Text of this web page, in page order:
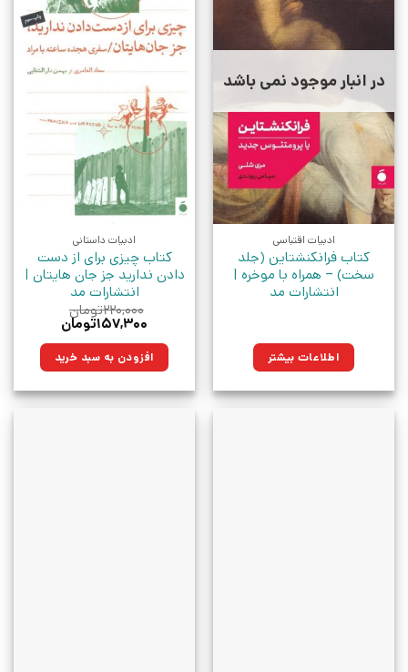
در انبار موجود نمی باشد
ادبیات اقتباسی
کتاب فرانکنشتاین (جلد
سخت) – همراه با موخره |
انتشارات مد
اطلاعات بیشتر
ادبیات داستانی
کتاب چیزی برای از دست
دادن ندارید جز جان هایتان |
انتشارات مد
۲۲۰,۰۰۰تومان
قیمت
۲۲۰,۰۰۰تومان
بود.
۱۵۷,۳۰۰تومان
۱۵۷,۳۰۰تومان.افزودن به سبد خرید